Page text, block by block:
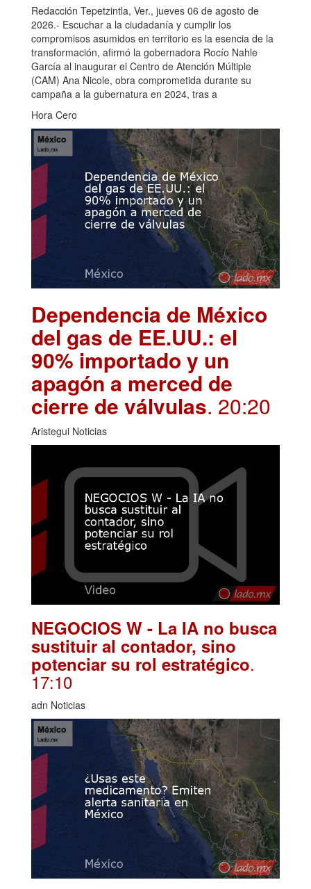
Redacción Tepetzintla, Ver., jueves 06 de agosto de
2026.- Escuchar a la ciudadanía y cumplir los
compromisos asumidos en territorio es la esencia de la
transformación, afirmó la gobernadora Rocío Nahle
García al inaugurar el Centro de Atención Múltiple
(CAM) Ana Nicole, obra comprometida durante su
campaña a la gubernatura en 2024, tras a
Hora Cero
Dependencia de México
del gas de EE.UU.: el
90% importado y un
apagón a merced de
cierre de válvulas. 20:20
Aristegui Noticias
NEGOCIOS W - La IA no busca
sustituir al contador, sino
potenciar su rol estratégico.
17:10
adn Noticias